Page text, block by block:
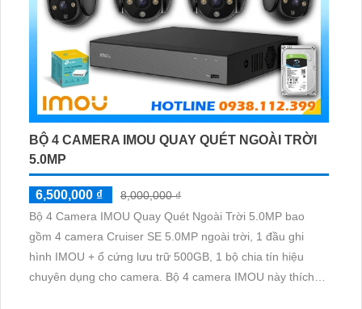
BỘ 4 CAMERA IMOU QUAY QUÉT NGOÀI TRỜI
5.0MP
6,500,000 ₫
8,000,000 ₫
Bộ 4 Camera IMOU Quay Quét Ngoài Trời 5.0MP bao
gồm 4 camera Cruiser SE 5.0MP ngoài trời, 1 đầu ghi
hình IMOU + ổ cứng lưu trữ 500GB, 1 bộ chia tín hiệu
chuyên dụng cho camera. Bộ 4 camera IMOU này thích